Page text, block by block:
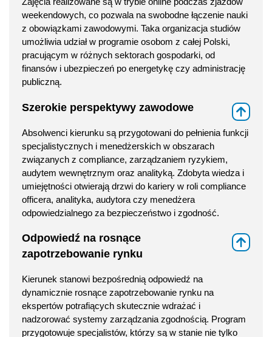
weekendowych, co pozwala na swobodne łączenie nauki
z obowiązkami zawodowymi. Taka organizacja studiów
umożliwia udział w programie osobom z całej Polski,
pracującym w różnych sektorach gospodarki, od
finansów i ubezpieczeń po energetykę czy administrację
publiczną.
Szerokie perspektywy zawodowe
Absolwenci kierunku są przygotowani do pełnienia funkcji
specjalistycznych i menedżerskich w obszarach
związanych z compliance, zarządzaniem ryzykiem,
audytem wewnętrznym oraz analityką. Zdobyta wiedza i
umiejętności otwierają drzwi do kariery w roli compliance
officera, analityka, audytora czy menedżera
odpowiedzialnego za bezpieczeństwo i zgodność.
Odpowiedź na rosnące
zapotrzebowanie rynku
Kierunek stanowi bezpośrednią odpowiedź na
dynamicznie rosnące zapotrzebowanie rynku na
ekspertów potrafiących skutecznie wdrażać i
nadzorować systemy zarządzania zgodnością. Program
przygotowuje specjalistów, którzy są w stanie nie tylko